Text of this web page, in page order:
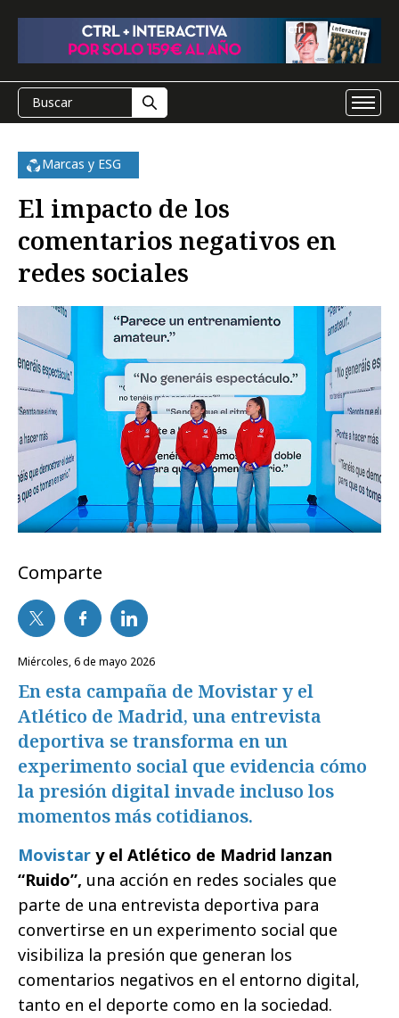
Marcas y ESG
El impacto de los
comentarios negativos en
redes sociales
Comparte
miércoles, 6 de mayo 2026
En esta campaña de Movistar y el
Atlético de Madrid, una entrevista
deportiva se transforma en un
experimento social que evidencia cómo
la presión digital invade incluso los
momentos más cotidianos.
Movistar y el Atlético de Madrid lanzan
“Ruido”, una acción en redes sociales que
parte de una entrevista deportiva para
convertirse en un experimento social que
visibiliza la presión que generan los
comentarios negativos en el entorno digital,
tanto en el deporte como en la sociedad.